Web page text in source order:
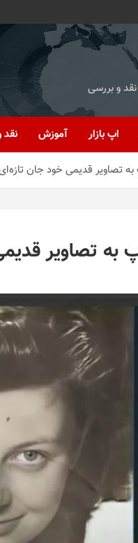
و بررسی
اپ بازار آموزش
به تصاویر قدیمی‌ خود جان
به تصاویر